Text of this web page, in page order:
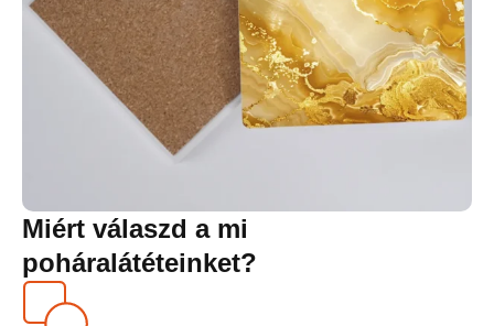
Miért válaszd a mi
poháralátéteinket?